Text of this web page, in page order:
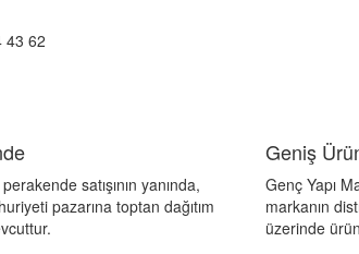
43 62
satışının yanında,
pazarına toptan dağıtım
Geniş
Genç Yapı
markanın
üzerinde